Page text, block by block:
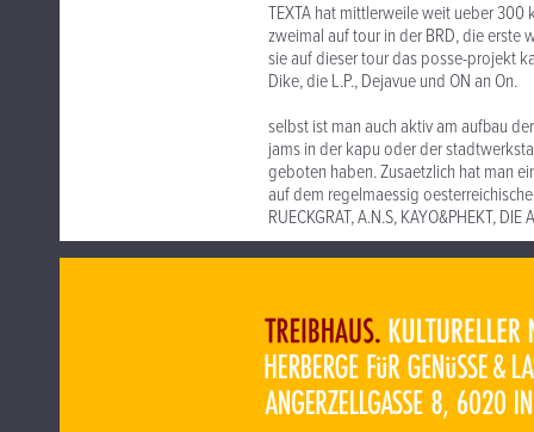
TEXTA hat mittlerweile weit ueber
zweimal auf tour in der BRD, die
sie auf dieser tour das posse-projekt
Dike, die L.P., Dejavue und ON an On.
selbst ist man auch aktiv am aufbau
jams in der kapu oder der
geboten haben. Zusaetzlich hat man
auf dem regelmaessig
RUECKGRAT, A.N.S, KAYO&PHEKT,